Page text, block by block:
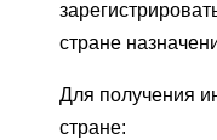
стране
Для получения
стране: